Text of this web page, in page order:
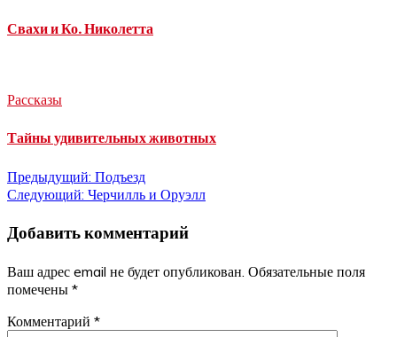
Свахи и Ко. Николетта
Рассказы
Тайны удивительных животных
Навигация
записям
Предыдущий: Подъезд
Следующий: Черчилль и Оруэлл
Добавить комментарий
Ваш адрес email не будет опубликован. Обязательные поля
помечены *
Комментарий *